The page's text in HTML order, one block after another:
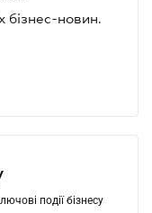
бізнес-новин.
події бізнесу